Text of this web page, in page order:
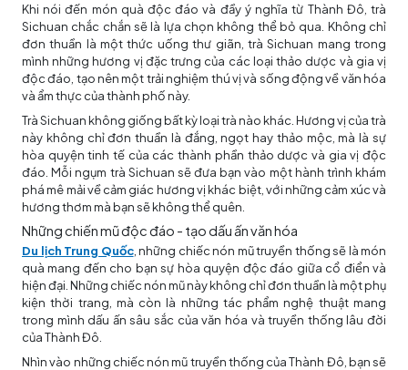
Khi nói đến món quà độc đáo và đầy ý nghĩa từ Thành Đô, trà
Sichuan chắc chắn sẽ là lựa chọn không thể bỏ qua. Không chỉ
đơn thuần là một thức uống thư giãn, trà Sichuan mang trong
mình những hương vị đặc trưng của các loại thảo dược và gia vị
độc đáo, tạo nên một trải nghiệm thú vị và sống động về văn hóa
và ẩm thực của thành phố này.
Trà Sichuan không giống bất kỳ loại trà nào khác. Hương vị của trà
này không chỉ đơn thuần là đắng, ngọt hay thảo mộc, mà là sự
hòa quyện tinh tế của các thành phần thảo dược và gia vị độc
đáo. Mỗi ngụm trà Sichuan sẽ đưa bạn vào một hành trình khám
phá mê mải về cảm giác hương vị khác biệt, với những cảm xúc và
hương thơm mà bạn sẽ không thể quên.
Những chiến mũ độc đáo - tạo dấu ấn văn hóa
Du lịch Trung Quốc, những chiếc nón mũ truyền thống sẽ là món
quà mang đến cho bạn sự hòa quyện độc đáo giữa cổ điển và
hiện đại. Những chiếc nón mũ này không chỉ đơn thuần là một phụ
kiện thời trang, mà còn là những tác phẩm nghệ thuật mang
trong mình dấu ấn sâu sắc của văn hóa và truyền thống lâu đời
của Thành Đô.
Nhìn vào những chiếc nón mũ truyền thống của Thành Đô, bạn sẽ